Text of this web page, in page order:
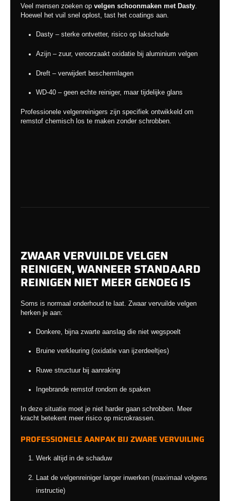
Veel mensen zoeken op velgen schoonmaken met Dasty.
Hoewel het vuil snel oplost, tast het coatings aan.
Dasty – sterke ontvetter, risico op lakschade
Azijn – zuur, veroorzaakt oxidatie bij aluminium velgen
Dreft – verwijdert beschermlagen
WD-40 – geen echte reiniger, maar tijdelijke glans
Professionele velgenreinigers zijn specifiek ontwikkeld om
remstof chemisch los te maken zonder schrobben.
ZWAAR VERVUILDE VELGEN
REINIGEN, WANNEER STANDAARD
REINIGEN NIET MEER GENOEG IS
Soms is normaal onderhoud te laat. Zwaar vervuilde velgen
herken je aan:
Donkere, bijna zwarte aanslag die niet wegspoelt
Bruine verkleuring (oxidatie van ijzerdeeltjes)
Ruwe structuur bij aanraking
Ingebrande remstof rondom de spaken
In deze situatie moet je niet harder gaan schrobben. Meer
kracht betekent meer risico op microkrassen.
PROFESSIONELE AANPAK BIJ ZWARE VERVUILING
Werk altijd in de schaduw
Laat de velgenreiniger langer inwerken (maximaal volgens
instructie)